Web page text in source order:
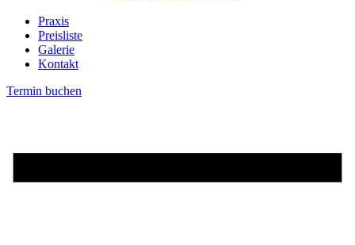
Praxis
Preisliste
Galerie
Kontakt
Termin buchen